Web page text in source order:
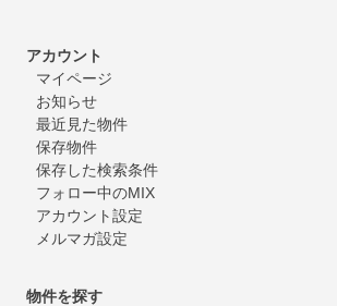
アカウント
マイページ
お知らせ
最近見た物件
保存物件
保存した検索条件
フォロー中のMIX
アカウント設定
メルマガ設定
物件を探す